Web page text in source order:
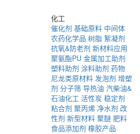
化工
催化剂 基础原料 中间体
农药化学品 树脂 絮凝剂
抗氧&防老剂 新材料应用
聚氨酯PU 金属加工助剂
塑料助剂 涂料助剂 药物
尼龙类原材料 发泡剂 增塑
剂 分子筛 导热油 汽柴油&
石油化工 活性炭 稳定剂
粘合剂 聚丙烯 净水剂 改
性剂 新型材料 聚醚 肥料
食品添加剂 橡胶产品